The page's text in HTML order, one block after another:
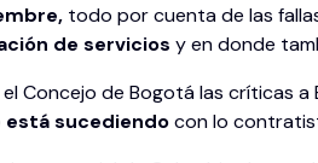
todo por cuenta de las
de servicios y en donde
Concejo de Bogotá las críticas
está sucediendocon lo